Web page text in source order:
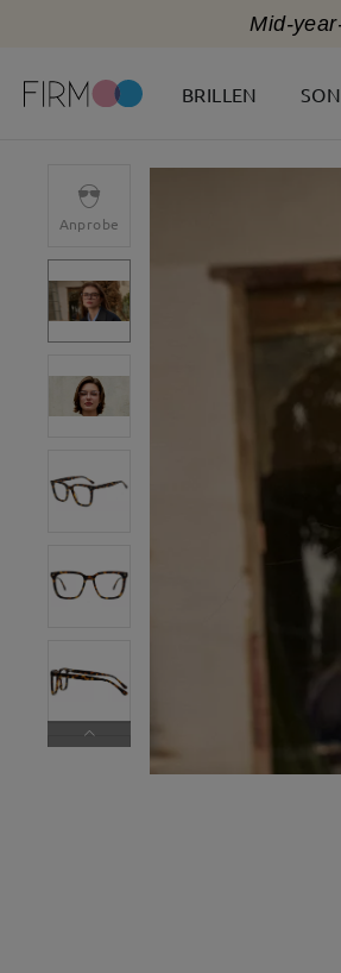
Mid-
BRILLEN
Anprobe